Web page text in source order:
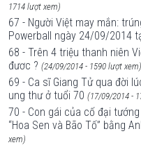
1714 lượt xem)
67 - Người Việt may mắn:
Powerball ngày 24/09/2014
68 - Trên 4 triệu thanh niên
đươc ? (24/09/2014 - 1590 lượt xem)
69 - Ca sĩ Giang Tử qua đời
ung thư ở tuổi 70 (17/09/2014 -
70 - Con gái của cố đại
“Hoa Sen và Bão Tố” bằng
xem)